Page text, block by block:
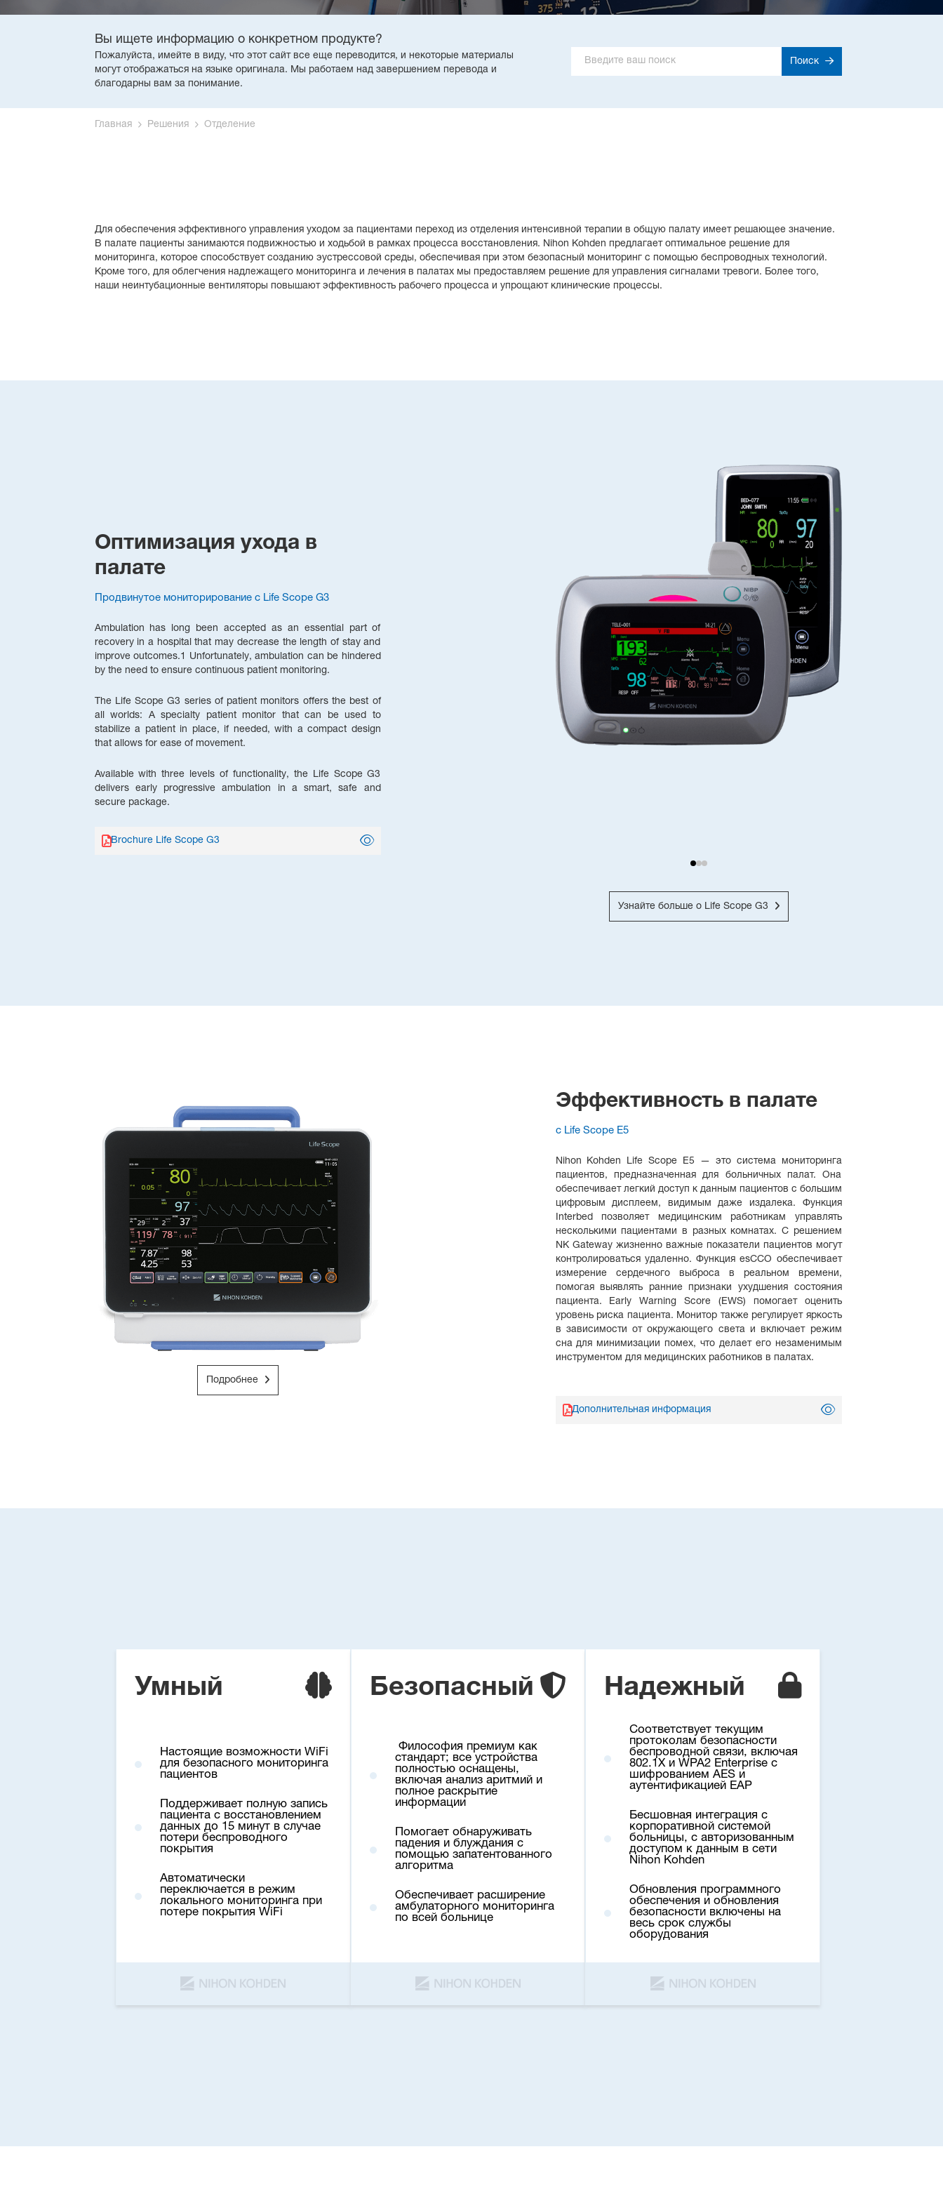
Вы ищете информацию о конкретном продукте?
Пожалуйста, имейте в виду, что этот сайт все еще переводится, и некоторые материалы
могут отображаться на языке оригинала. Мы работаем над завершением перевода и
благодарны вам за понимание.
Поиск
Главная Решения Отделение
Для обеспечения эффективного управления уходом за пациентами переход из отделения интенсивной терапии в общую палату имеет решающее значение.
В палате пациенты занимаются подвижностью и ходьбой в рамках процесса восстановления. Nihon Kohden предлагает оптимальное решение для
мониторинга, которое способствует созданию эустрессовой среды, обеспечивая при этом безопасный мониторинг с помощью беспроводных технологий.
Кроме того, для облегчения надлежащего мониторинга и лечения в палатах мы предоставляем решение для управления сигналами тревоги. Более того,
наши неинтубационные вентиляторы повышают эффективность рабочего процесса и упрощают клинические процессы.
Оптимизация ухода в
палате
Продвинутое мониторирование с Life Scope G3
Ambulation has long been accepted as an essential part of
recovery in a hospital that may decrease the length of stay and
improve outcomes.1 Unfortunately, ambulation can be hindered
by the need to ensure continuous patient monitoring.
The Life Scope G3 series of patient monitors offers the best of
all worlds: A specialty patient monitor that can be used to
stabilize a patient in place, if needed, with a compact design
that allows for ease of movement.
Available with three levels of functionality, the Life Scope G3
delivers early progressive ambulation in a smart, safe and
secure package.
Brochure Life Scope G3
Узнайте больше о Life Scope G3
Подробнее
Эффективность в палате
с Life Scope E5
Nihon Kohden Life Scope E5 — это система мониторинга
пациентов, предназначенная для больничных палат. Она
обеспечивает легкий доступ к данным пациентов с большим
цифровым дисплеем, видимым даже издалека. Функция
Interbed позволяет медицинским работникам управлять
несколькими пациентами в разных комнатах. С решением
NK Gateway жизненно важные показатели пациентов могут
контролироваться удаленно. Функция esCCO обеспечивает
измерение сердечного выброса в реальном времени,
помогая выявлять ранние признаки ухудшения состояния
пациента. Early Warning Score (EWS) помогает оценить
уровень риска пациента. Монитор также регулирует яркость
в зависимости от окружающего света и включает режим
сна для минимизации помех, что делает его незаменимым
инструментом для медицинских работников в палатах.
Дополнительная информация
Умный
Настоящие возможности WiFi
для безопасного мониторинга
пациентов
Поддерживает полную запись
пациента с восстановлением
данных до 15 минут в случае
потери беспроводного
покрытия
Автоматически
переключается в режим
локального мониторинга при
потере покрытия WiFi
Безопасный
Философия премиум как
стандарт; все устройства
полностью оснащены,
включая анализ аритмий и
полное раскрытие
информации
Помогает обнаруживать
падения и блуждания с
помощью запатентованного
алгоритма
Обеспечивает расширение
амбулаторного мониторинга
по всей больнице
Надежный
Соответствует текущим
протоколам безопасности
беспроводной связи, включая
802.1X и WPA2 Enterprise с
шифрованием AES и
аутентификацией EAP
Бесшовная интеграция с
корпоративной системой
больницы, с авторизованным
доступом к данным в сети
Nihon Kohden
Обновления программного
обеспечения и обновления
безопасности включены на
весь срок службы
оборудования